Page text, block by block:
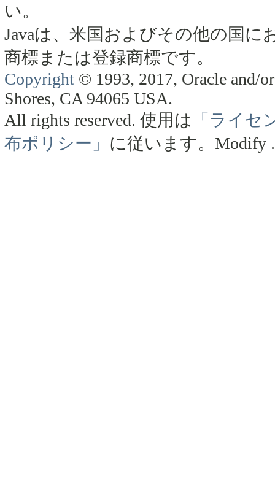
い。
Javaは、米国およびその他の国に
商標または登録商標です。
Copyright © 1993, 2017, Oracle and/
Shores, CA 94065 USA.
All rights reserved. 使用は 「ライセ
布ポリシー」 に従います。 Modify